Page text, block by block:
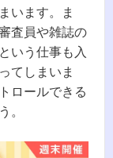
います。ま
査員や雑誌の
いう仕事も入
てしまいま
ロールできる
。